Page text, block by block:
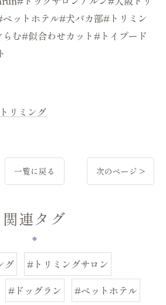
ットホテル#犬バカ部#トリミン
む#似合わせカット#トイプード
リミング
一覧に戻る 次のページ >
関連タグ
グ
#トリミングサロン
#ドッグラン #ペットホテル